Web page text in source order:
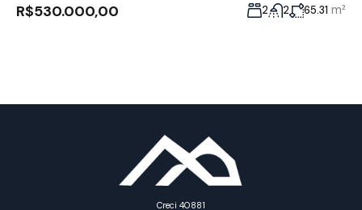
R$530.000,00 2 2 65.31 m²
Creci 40881